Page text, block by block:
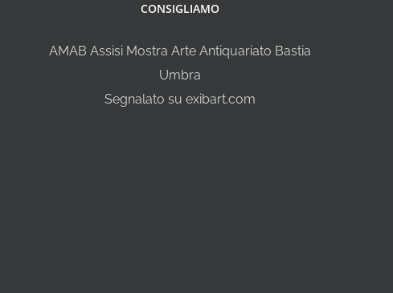
CONSIGLIAMO
AMAB Assisi Mostra Arte Antiquariato Bastia
Umbra
Segnalato su exibart.com